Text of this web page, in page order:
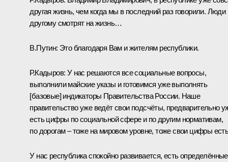
другая жизнь, чем когда мы в последний раз говорили. Люди
другому смотрят на жизнь…
В.Путин: Это благодаря Вам и жителям республики.
Р.Кадыров: У нас решаются все социальные вопросы,
выполнили майские указы и готовимся уже выполнять
[базовые] индикаторы Правительства России. Наше
правительство уже ведёт свои подсчёты, предварительно
есть цифры по социальной сфере и по другим нормативам,
по дорогам – тоже на мировом уровне, тоже свои цифры
У нас республика спокойно развивается, есть определённые